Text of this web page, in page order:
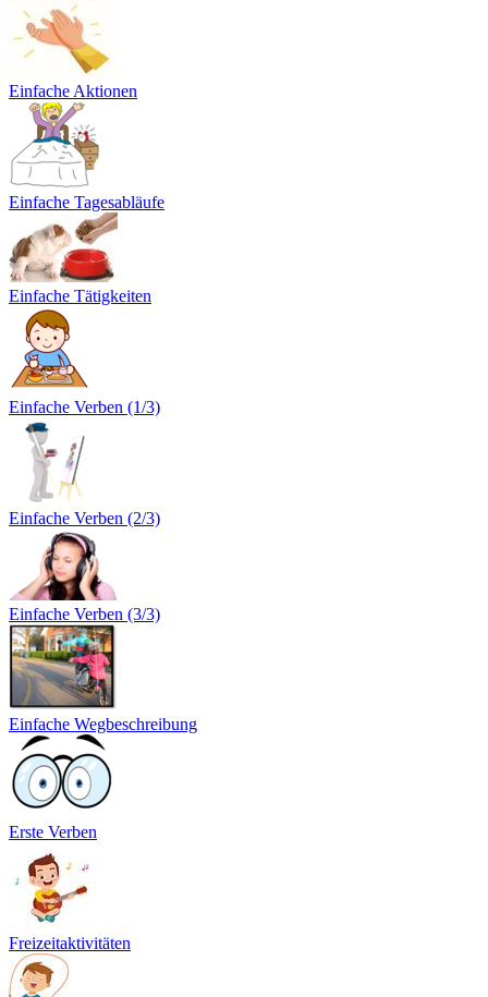
Einfache Aktionen
Einfache Tagesabläufe
Einfache Tätigkeiten
Einfache Verben (1/3)
Einfache Verben (2/3)
Einfache Verben (3/3)
Einfache Wegbeschreibung
Erste Verben
Freizeitaktivitäten